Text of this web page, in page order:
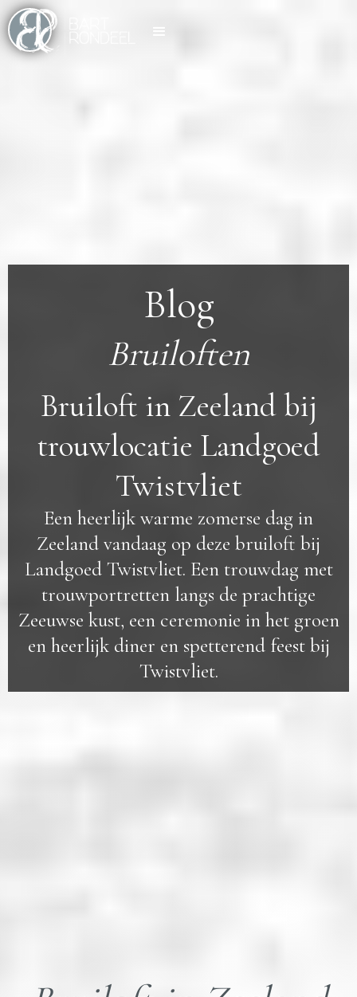
Blog
Bruiloften
Bruiloft in Zeeland bij
trouwlocatie Landgoed
Twistvliet
Een heerlijk warme zomerse dag in
Zeeland vandaag op deze bruiloft bij
Landgoed Twistvliet. Een trouwdag met
trouwportretten langs de prachtige
Zeeuwse kust, een ceremonie in het groen
en heerlijk diner en spetterend feest bij
Twistvliet.